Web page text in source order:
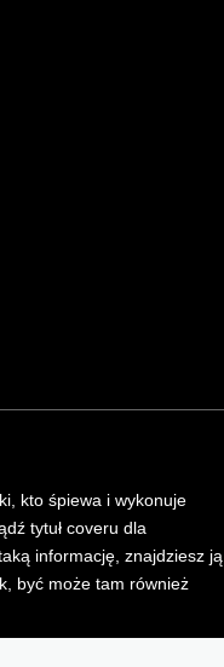
kto śpiewa i wykonuje
tytuł coveru dla
informację, znajdziesz ją
być może tam również